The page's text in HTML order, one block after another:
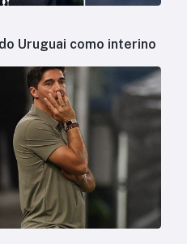
Uruguai como interino